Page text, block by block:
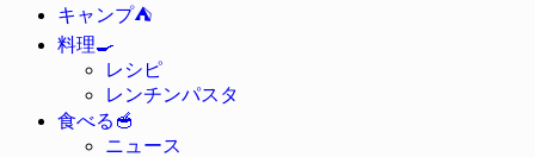
キャンプ⛺
料理🍳
レシピ
レンチンパスタ
食べる 🥣
ニュース